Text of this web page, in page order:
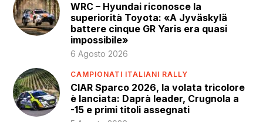
WRC – Hyundai riconosce la
superiorità Toyota: «A Jyväskylä
battere cinque GR Yaris era quasi
impossibile»
6 Agosto 2026
CAMPIONATI ITALIANI RALLY
CIAR Sparco 2026, la volata tricolore
è lanciata: Daprà leader, Crugnola a
-15 e primi titoli assegnati